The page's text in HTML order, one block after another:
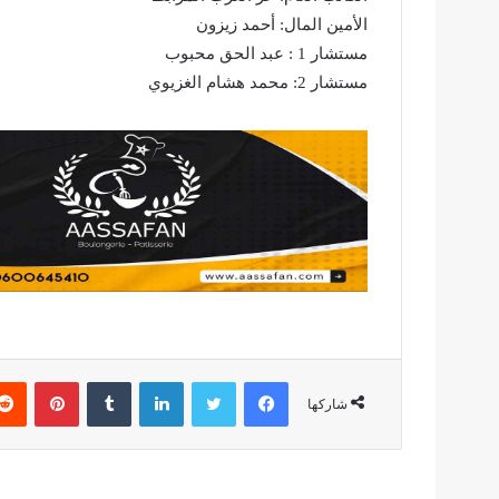
الأمين المال: أحمد زيزون
مستشار 1 : عبد الحق محبوب
مستشار 2: محمد هشام الغزيوي
شاركها
فيسبوك تويتر لينكدإن